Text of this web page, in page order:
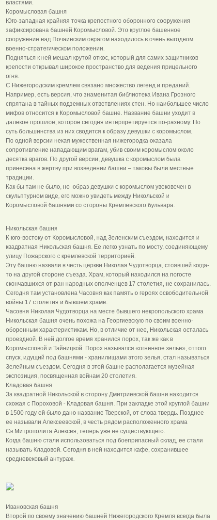
властями.
Коромысловая башня
Юго-западная крайняя точка крепостного оборонного сооружения
зафиксирована башней Коромысловой. Это круглое башенное
сооружение над Почаинским оврагом находилось в очень выгодном
военно-стратегическом положении.
Подняться к ней мешал крутой откос, который для самих защитников
крепости открывал широкое пространство для ведения прицельного
огня.
С Нижегородским кремлем связано множество легенд и преданий.
Например, есть версия, что знаменитая библиотека Ивана Грозного
спрятана в тайных подземных ответвлениях стен. Но наибольшее число
мифов относится к Коромысловой башне. Название башни уходит в
далекое прошлое, которое сегодня интерпретируется по-разному. Но
суть большинства из них сводится к образу девушки с коромыслом.
По одной версии некая мужественная нижегородка оказала
сопротивление нападающим врагам, убив своим коромыслом около
десятка врагов. По другой версии, девушка с коромыслом была
принесена в жертву при возведении башни – таковы были местные
традиции.
Как бы там не было, но образ девушки с коромыслом увековечен в
скульптурном виде, его можно увидеть между Никольской и
Коромысловой башнями со стороны Кремлевского бульвара.
Никольская башня
К юго-востоку от Коромысловой, над Зеленским съездом, находится и
квадратная Никольская башня. Ее легко узнать по мосту, соединяющему
улицу Пожарского с кремлевской территорией.
Эту башню назвали в честь церкви Николая Чудотворца, стоявшей когда-
то на другой стороне съезда. Храм, который находился на погосте
скончавшихся от ран народных ополченцев 17 столетия, не сохранилась.
Сегодня там установлена Часовня как память о героях освободительной
войны 17 столетия и бывшем храме.
Часовня Николая Чудотворца на месте бывшего некропольского храма
Никольская башня очень похожа на Георгиевскую по своим военно-
оборонным характеристикам. Но, в отличие от нее, Никольская осталась
проездной. В ней долгое время хранился порох, так же как в
Коромысловой и Тайницкой. Порох назывался «огненное зелье», оттого
спуск, идущий под башнями - хранилищами этого зелья, стал называться
Зелейным съездом. Сегодня в этой башне располагается музейная
экспозиция, посвященная войнам 20 столетия.
Кладовая башня
За квадратной Никольской в сторону Дмитриевской башни находится
схожая с Пороховой - Кладовая башня. При закладке этой круглой башни
в 1500 году ей было дано название Тверской, от слова твердь. Позднее
ее называли Алексеевской, в честь рядом расположенного храма
Св.Митрополита Алексея, теперь уже не существующего.
Когда башню стали использоваться под боеприпасный склад, ее стали
называть Кладовой. Сегодня в ней находится кафе, сохранившее
средневековый антураж.
Ивановская башня
Второй по своему значению башней Нижегородского Кремля всегда была